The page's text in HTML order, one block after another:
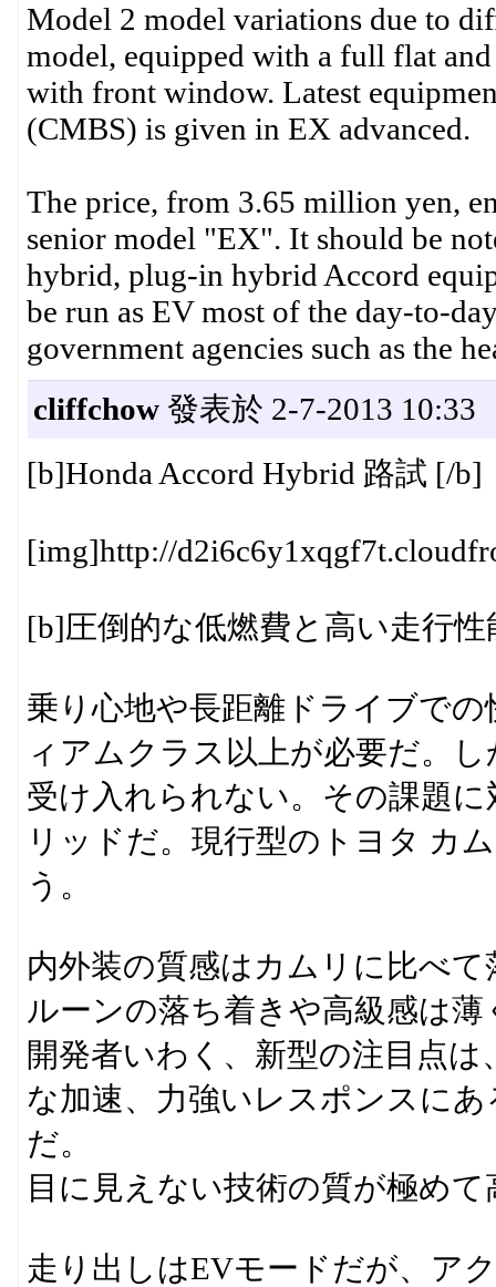
Model 2 model variations due to
model, equipped with a full flat
with front window. Latest
(CMBS) is given in EX advanced.
The price, from 3.65 million yen,
senior model "EX". It should be
hybrid, plug-in hybrid Accord
be run as EV most of the day-to-
government agencies such as the
cliffchow 發表於 2-7-2013 10:33
[b]Honda Accord Hybrid 路試 [/b]
[img]http://
[b]圧倒的な低燃費と高い走行
乗り心地や長距離ドライブで
ィアムクラス以上が必要だ。
受け入れられない。その課題
リッドだ。現行型のトヨタ カ
う。
内外装の質感はカムリに比べ
ルーンの落ち着きや高級感は
開発者いわく、新型の注目点
な加速、力強いレスポンスに
だ。
目に見えない技術の質が極めて
走り出しはEVモードだが、ア